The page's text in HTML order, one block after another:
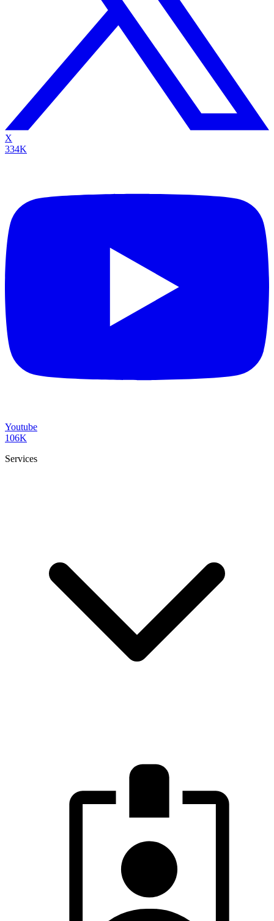
X
334K
Youtube
106K
Services